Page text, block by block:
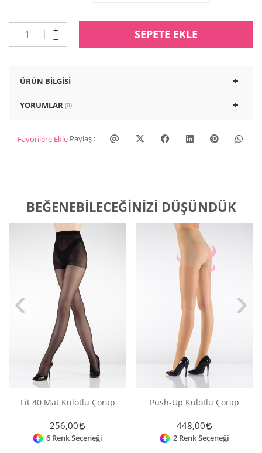
SEPETE EKLE
ÜRÜN BILGISI
YORUMLAR (0)
Favorilere Ekle Paylaş :
BEĞENEBILECEĞINIZI DÜŞÜNDÜK
Fit 40 Mat Külotlu Çorap
256,00
6 Renk Seçeneği
Push-Up Külotlu Çorap
448,00
2 Renk Seçeneği